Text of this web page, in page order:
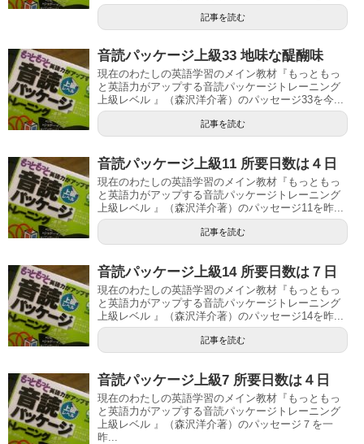
記事を読む
音読パッケージ上級33 地味な醍醐味
現在のわたしの英語学習のメイン教材『もっともっ
と英語力がアップする音読パッケージトレーニング
上級レベル 』（森沢洋介著）のパッセージ33を今...
記事を読む
音読パッケージ上級11 所要日数は４日
現在のわたしの英語学習のメイン教材『もっともっ
と英語力がアップする音読パッケージトレーニング
上級レベル 』（森沢洋介著）のパッセージ11を昨...
記事を読む
音読パッケージ上級14 所要日数は７日
現在のわたしの英語学習のメイン教材『もっともっ
と英語力がアップする音読パッケージトレーニング
上級レベル 』（森沢洋介著）のパッセージ14を昨...
記事を読む
音読パッケージ上級7 所要日数は４日
現在のわたしの英語学習のメイン教材『もっともっ
と英語力がアップする音読パッケージトレーニング
上級レベル 』（森沢洋介著）のパッセージ７を一
昨...